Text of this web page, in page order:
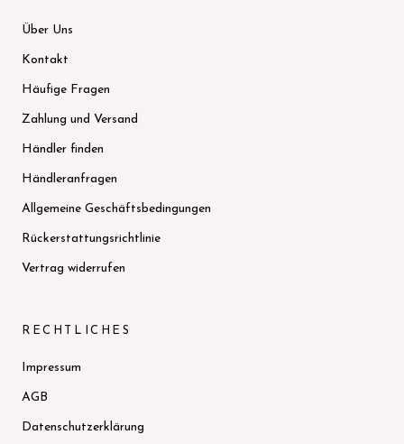
Über Uns
Kontakt
Häufige Fragen
Zahlung und Versand
Händler finden
Händleranfragen
Allgemeine Geschäftsbedingungen
Rückerstattungsrichtlinie
Vertrag widerrufen
RECHTLICHES
Impressum
AGB
Datenschutzerklärung